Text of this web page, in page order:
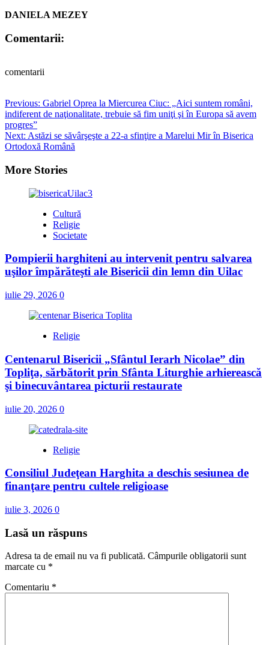
DANIELA MEZEY
Comentarii:
comentarii
Post
navigation
Previous: Gabriel Oprea la Miercurea Ciuc: „Aici suntem români,
indiferent de naţionalitate, trebuie să fim uniţi şi în Europa să avem
progres”
Next: Astăzi se săvârşeşte a 22-a sfinţire a Marelui Mir în Biserica
Ortodoxă Română
More Stories
Cultură
Religie
Societate
Pompierii harghiteni au intervenit pentru salvarea
uşilor împărăteşti ale Bisericii din lemn din Uilac
iulie 29, 2026 0
Religie
Centenarul Bisericii „Sfântul Ierarh Nicolae” din
Topliţa, sărbătorit prin Sfânta Liturghie arhierească
şi binecuvântarea picturii restaurate
iulie 20, 2026 0
Religie
Consiliul Judeţean Harghita a deschis sesiunea de
finanţare pentru cultele religioase
iulie 3, 2026 0
Lasă un răspuns
Adresa ta de email nu va fi publicată. Câmpurile obligatorii sunt
marcate cu *
Comentariu *